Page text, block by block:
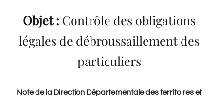
Objet : Contrôle des obligations
légales de débroussaillement des
particuliers
Note de la Direction Départementale des territoires et